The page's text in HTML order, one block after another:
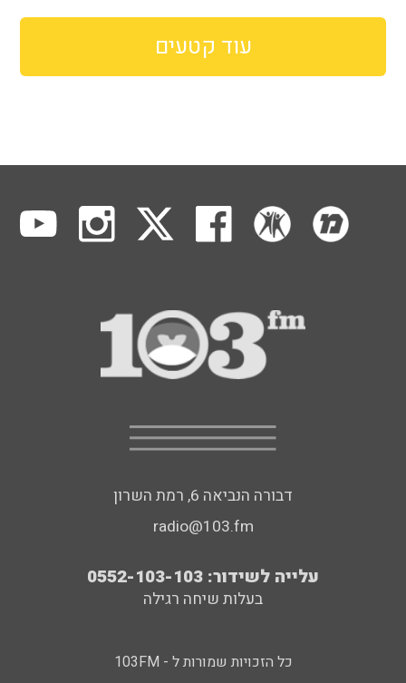
עוד קטעים
דבורה הנביאה 6, רמת השרון
radio@103.fm
עלייה לשידור: 0552-103-103
בעלות שיחה רגילה
כל הזכויות שמורות ל - 103FM